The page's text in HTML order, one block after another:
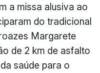
a missa alusiva ao
do tradicional
Margarete
de 2 km de asfalto
saúde para o